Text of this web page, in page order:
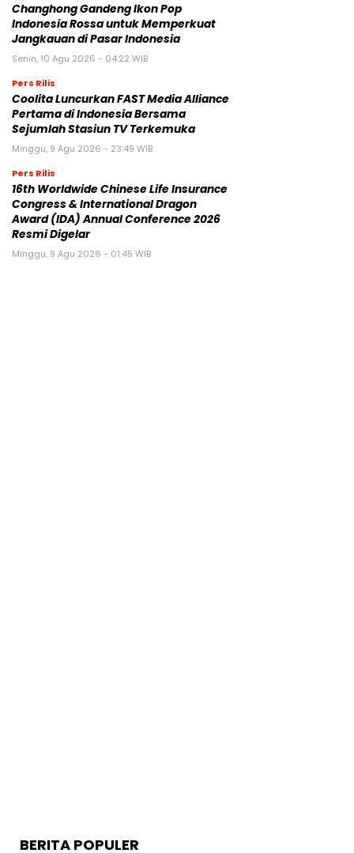
Changhong Gandeng Ikon Pop
Indonesia Rossa untuk Memperkuat
Jangkauan di Pasar Indonesia
Senin, 10 Agu 2026 - 04:22 WIB
Pers Rilis
Coolita Luncurkan FAST Media Alliance
Pertama di Indonesia Bersama
Sejumlah Stasiun TV Terkemuka
Minggu, 9 Agu 2026 - 23:49 WIB
Pers Rilis
16th Worldwide Chinese Life Insurance
Congress & International Dragon
Award (IDA) Annual Conference 2026
Resmi Digelar
Minggu, 9 Agu 2026 - 01:45 WIB
BERITA POPULER